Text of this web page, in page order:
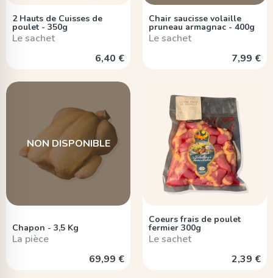
2 Hauts de Cuisses de
poulet - 350g
Le sachet
6,40 €
Chair saucisse volaille
pruneau armagnac - 400g
Le sachet
7,99 €
NON DISPONIBLE
Chapon - 3,5 Kg
La pièce
69,99 €
Coeurs frais de poulet
fermier 300g
Le sachet
2,39 €